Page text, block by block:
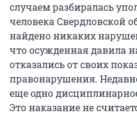
случаем разбиралась
человека Свердловской
найдено никаких
что осужденная давила
отказались от своих
правонарушения.
еще одно
Это наказание не